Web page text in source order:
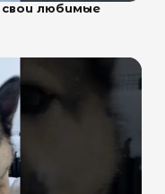
любимые